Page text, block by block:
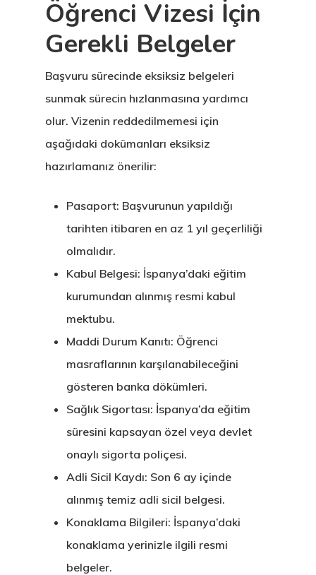
Öğrenci Vizesi İçin
Gerekli Belgeler
Başvuru sürecinde eksiksiz belgeleri
sunmak sürecin hızlanmasına yardımcı
olur. Vizenin reddedilmemesi için
aşağıdaki dokümanları eksiksiz
hazırlamanız önerilir:
Pasaport: Başvurunun yapıldığı
tarihten itibaren en az 1 yıl geçerliliği
olmalıdır.
Kabul Belgesi: İspanya’daki eğitim
kurumundan alınmış resmi kabul
mektubu.
Maddi Durum Kanıtı: Öğrenci
masraflarının karşılanabileceğini
gösteren banka dökümleri.
Sağlık Sigortası: İspanya’da eğitim
süresini kapsayan özel veya devlet
onaylı sigorta poliçesi.
Adli Sicil Kaydı: Son 6 ay içinde
alınmış temiz adli sicil belgesi.
Konaklama Bilgileri: İspanya’daki
konaklama yerinizle ilgili resmi
belgeler.